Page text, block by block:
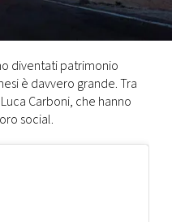
diventati patrimonio
è davvero grande. Tra
Carboni, che hanno
social.